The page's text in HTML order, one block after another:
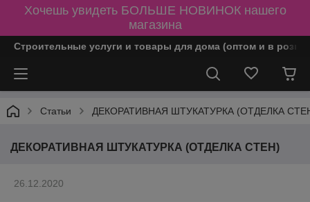
Хочешь увидеть БОЛЬШЕ НОВИНОК нашего
магазина
Строительные услуги и товары для дома (оптом и в
Статьи ДЕКОРАТИВНАЯ ШТУКАТУРКА (ОТДЕЛКА
ДЕКОРАТИВНАЯ ШТУКАТУРКА (ОТДЕЛКА СТЕН)
26.12.2020